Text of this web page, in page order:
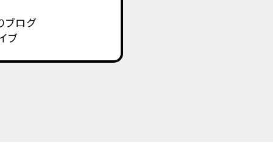
ブログ
ブ